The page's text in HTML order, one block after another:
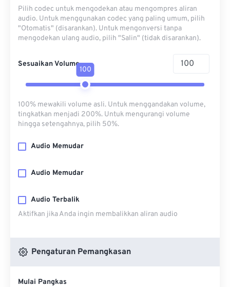
Pilih codec untuk mengodekan atau mengompres aliran
audio. Untuk menggunakan codec yang paling umum, pilih
"Otomatis" (disarankan). Untuk mengonversi tanpa
mengodekan ulang audio, pilih "Salin" (tidak disarankan).
Sesuaikan Volume
100
100% mewakili volume asli. Untuk menggandakan volume,
tingkatkan menjadi 200%. Untuk mengurangi volume
hingga setengahnya, pilih 50%.
Audio Memudar
Audio Memudar
Audio Terbalik
Aktifkan jika Anda ingin membalikkan aliran audio
Pengaturan Pemangkasan
Mulai Pangkas